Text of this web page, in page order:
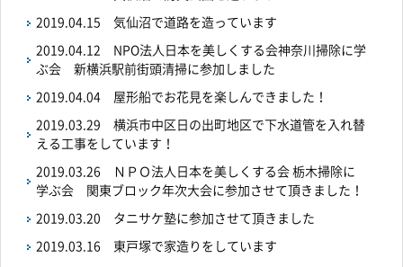
2019.04.15 気仙沼で道路を造っています
2019.04.12
NPO法人日本を美しくする会神奈川掃除に学
ぶ会 新横浜駅前街頭清掃に参加しました
2019.04.04 屋形船でお花見を楽しんできました！
2019.03.29 横浜市中区日の出町地区で下水道管を入れ替
える工事をしています！
2019.03.26
ＮＰＯ法人日本を美しくする会 栃木掃除に
学ぶ会 関東ブロック年次大会に参加させて頂きました！
2019.03.20 タニサケ塾に参加させて頂きました
2019.03.16 東戸塚で家造りをしています